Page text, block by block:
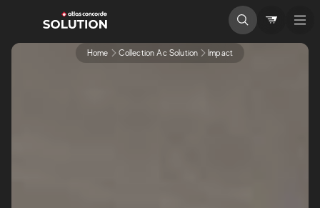
Home Collection Ac Solution Impact